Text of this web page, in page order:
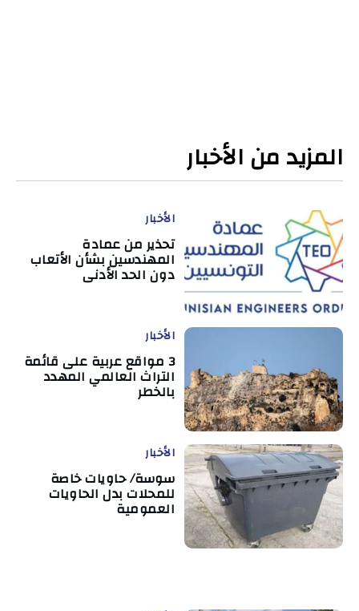
المزيد من الأخبار
الأخبار
تحذير من عمادة
المهندسين بشأن الأتعاب
دون الحد الأدنى
الأخبار
3 مواقع عربية على قائمة
التراث العالمي المهدد
بالخطر
الأخبار
سوسة/ حاويات خاصة
للمحلات بدل الحاويات
العمومية